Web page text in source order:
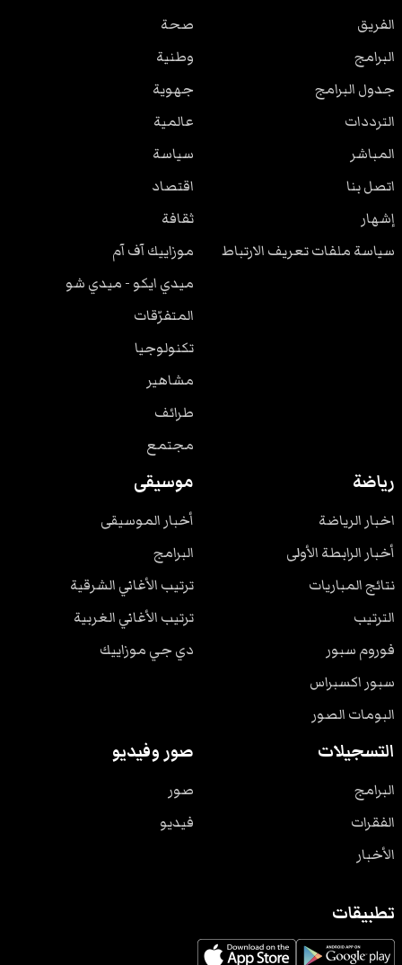
الفريق
البرامج
جدول البرامج
الترددات
المباشر
اتصل بنا
إشهار
سياسة ملفات تعريف الارتباط
صحة
وطنية
جهوية
عالمية
سياسة
اقتصاد
ثقافة
موزاييك آف آم
ميدي ايكو - ميدي شو
المتفرّقات
تكنولوجيا
مشاهير
طرائف
مجتمع
رياضة
اخبار الرياضة
أخبار الرابطة الأولى
نتائج المباريات
الترتيب
فوروم سبور
سبور اكسبراس
البومات الصور
موسيقى
أخبار الموسيقى
البرامج
ترتيب الأغاني الشرقية
ترتيب الأغاني الغربية
دي جي موزاييك
التسجيلات
البرامج
الفقرات
الأخبار
صور وفيديو
صور
فيديو
تطبيقات